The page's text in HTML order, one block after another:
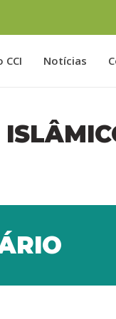
Notícias